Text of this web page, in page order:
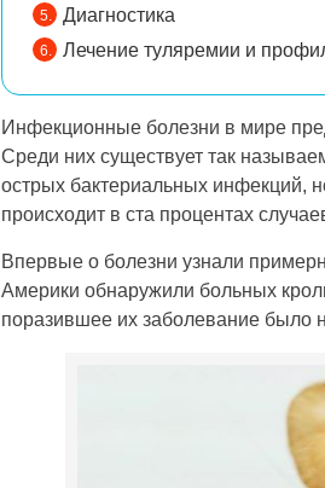
Диагностика
Лечение туляремии и
Инфекционные болезни в мире
Среди них существует так
острых бактериальных инфекций,
происходит в ста процентах
Впервые о болезни узнали
Америки обнаружили больных
поразившее их заболевание было